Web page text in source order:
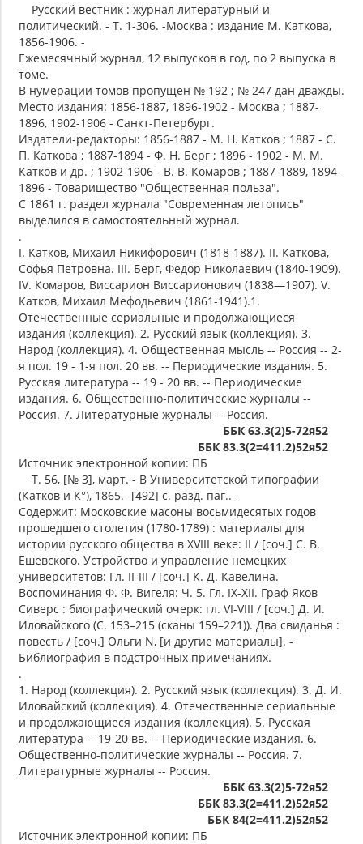
Русский вестник : журнал литературный и
политический. - Т. 1-306. -Москва : издание М. Каткова,
1856-1906. -
Ежемесячный журнал, 12 выпусков в год, по 2 выпуска в
томе.
В нумерации томов пропущен № 192 ; № 247 дан дважды.
Место издания: 1856-1887, 1896-1902 - Москва ; 1887-
1896, 1902-1906 - Санкт-Петербург.
Издатели-редакторы: 1856-1887 - М. Н. Катков ; 1887 - С.
П. Каткова ; 1887-1894 - Ф. Н. Берг ; 1896 - 1902 - М. М.
Катков и др. ; 1902-1906 - В. В. Комаров ; 1887-1889, 1894-
1896 - Товарищество "Общественная польза".
С 1861 г. раздел журнала "Современная летопись"
выделился в самостоятельный журнал.
.
I. Катков, Михаил Никифорович (1818-1887). II. Каткова,
Софья Петровна. III. Берг, Федор Николаевич (1840-1909).
IV. Комаров, Виссарион Виссарионович (1838—1907). V.
Катков, Михаил Мефодьевич (1861-1941).1.
Отечественные сериальные и продолжающиеся
издания (коллекция). 2. Русский язык (коллекция). 3.
Народ (коллекция). 4. Общественная мысль -- Россия -- 2-
я пол. 19 - 1-я пол. 20 вв. -- Периодические издания. 5.
Русская литература -- 19 - 20 вв. -- Периодические
издания. 6. Общественно-политические журналы --
Россия. 7. Литературные журналы -- Россия.
ББК 63.3(2)5-72я52
ББК 83.3(2=411.2)52я52
Источник электронной копии: ПБ
Т. 56, [№ 3], март. - В Университетской типографии
(Катков и К°), 1865. -[492] с. разд. паг.. -
Содержит: Московские масоны восьмидесятых годов
прошедшего столетия (1780-1789) : материалы для
истории русского общества в XVIII веке: II / [соч.] С. В.
Ешевского. Устройство и управление немецких
университетов: Гл. II-III / [соч.] К. Д. Кавелина.
Воспоминания Ф. Ф. Вигеля: Ч. 5. Гл. IX-XII. Граф Яков
Сиверс : биографический очерк: гл. VI-VIII / [соч.] Д. И.
Иловайского (С. 153–215 (сканы 159–221)). Два свиданья :
повесть / [соч.] Ольги N, [и другие материалы]. -
Библиография в подстрочных примечаниях.
.
1. Народ (коллекция). 2. Русский язык (коллекция). 3. Д. И.
Иловайский (коллекция). 4. Отечественные сериальные
и продолжающиеся издания (коллекция). 5. Русская
литература -- 19-20 вв. -- Периодические издания. 6.
Общественно-политические журналы -- Россия. 7.
Литературные журналы -- Россия.
ББК 63.3(2)5-72я52
ББК 83.3(2=411.2)52я52
ББК 84(2=411.2)52я52
Источник электронной копии: ПБ